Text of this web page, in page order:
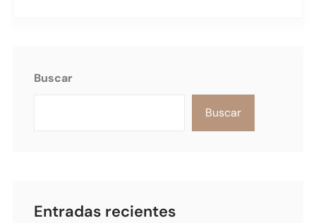
Buscar
Buscar
Entradas recientes